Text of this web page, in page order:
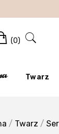
Twarz
Cart
(0)
/ Twarz /